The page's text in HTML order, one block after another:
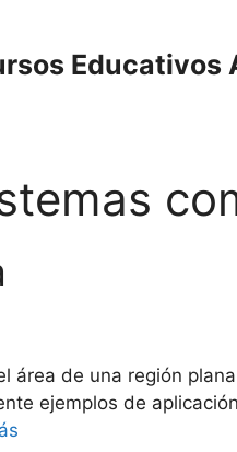
Educativos
de una región
ejemplos de